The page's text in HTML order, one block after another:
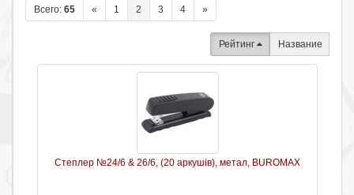
Всего: 65 « 1 2 3 4 »
Рейтинг Название
Степлер №24/6 & 26/6, (20 аркушів), метал, BUROMAX